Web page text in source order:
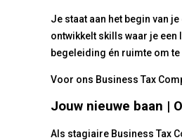
Je staat aan het begin van
ontwikkelt skills waar je een
begeleiding én ruimte om
Voor ons Business Tax
Jouw nieuwe baan |
Als stagiaire Business Tax